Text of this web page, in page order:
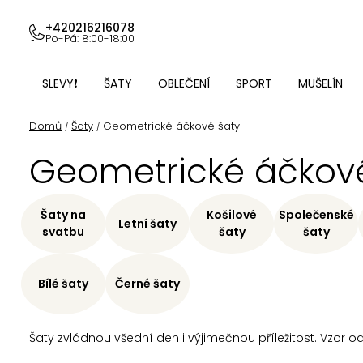
obsah
+420216216078
Po-Pá: 8:00-18:00
SLEVY❗ ŠATY OBLEČENÍ SPORT MUŠELÍN
Domů / Šaty / Geometrické áčkové šaty
Geometrické
Šaty zvládnou všední den i výjimečnou příležitost. Vzor
Šaty na
svatbu
Letní šaty
Košilové
šaty
Společenské
šaty
Bílé šaty Černé šaty